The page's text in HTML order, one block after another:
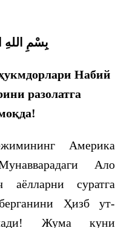
بِسْمِ اللهِ
Набий
Америка
Ало
аёлларни суратга
Ҳизб ут-
Жума куни